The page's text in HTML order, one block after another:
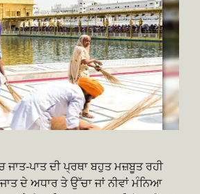
ਜਾਤ-ਪਾਤ ਦੀ ਪ੍ਰਥਾ ਬਹੁਤ ਮਜ਼ਬੂਤ ਰਹੀ
ਦੇ ਅਧਾਰ ਤੇ ਉੱਚਾ ਜਾਂ ਨੀਵਾਂ ਮੰਨਿਆ